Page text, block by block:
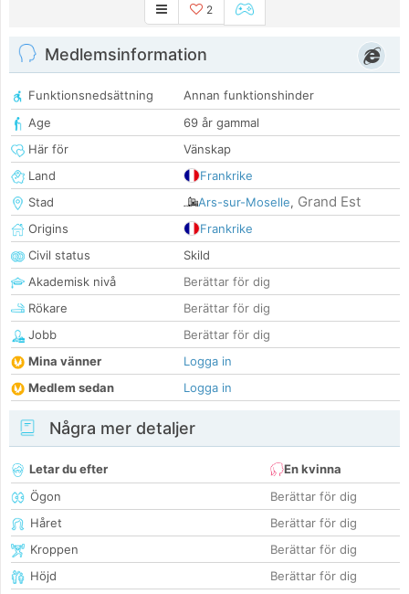
2
Medlemsinformation
Funktionsnedsättning
Annan funktionshinder
Age
69 år gammal
Här för
Vänskap
Land
Frankrike
Stad
Ars-sur-Moselle, Grand Est
Origins
Frankrike
Civil status
Skild
Akademisk nivå
Berättar för dig
Rökare
Berättar för dig
Jobb
Berättar för dig
Mina vänner
Logga in
Medlem sedan
Logga in
Några mer detaljer
Letar du efter
En kvinna
Ögon
Berättar för dig
Håret
Berättar för dig
Kroppen
Berättar för dig
Höjd
Berättar för dig